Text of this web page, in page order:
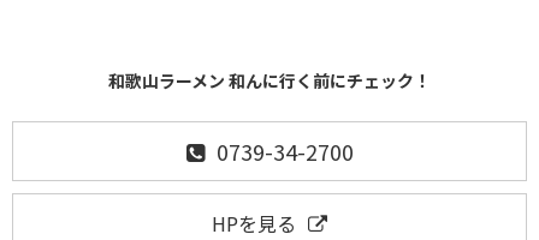
和歌山ラーメン 和んに行く前にチェック！
0739-34-2700
HPを見る